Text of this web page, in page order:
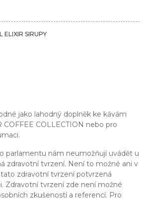
ELIXIR SIRUPY
jako lahodný doplněk ke kávám
COFFEE COLLECTION nebo pro
parlamentu nám neumožňují uvádět u
zdravotní tvrzení. Není to možné ani v
zdravotní tvrzení potvrzená
Zdravotní tvrzení zde není možné
zkušeností a referencí. Pro